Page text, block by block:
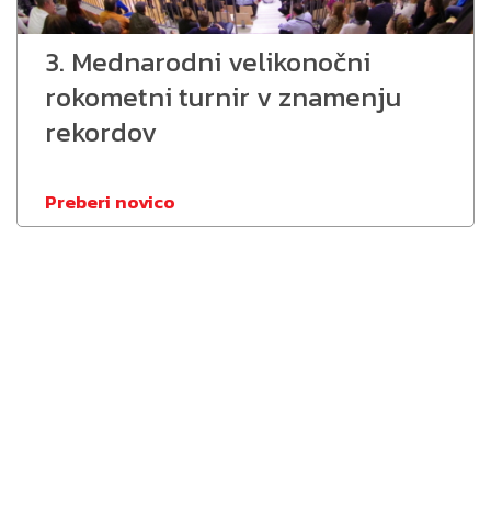
3. Mednarodni velikonočni
rokometni turnir v znamenju
rekordov
Preberi novico